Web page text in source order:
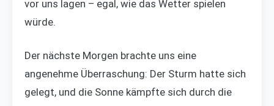
vor uns lagen – egal, wie das Wetter spielen
würde.
Der nächste Morgen brachte uns eine
angenehme Überraschung: Der Sturm hatte sich
gelegt, und die Sonne kämpfte sich durch die